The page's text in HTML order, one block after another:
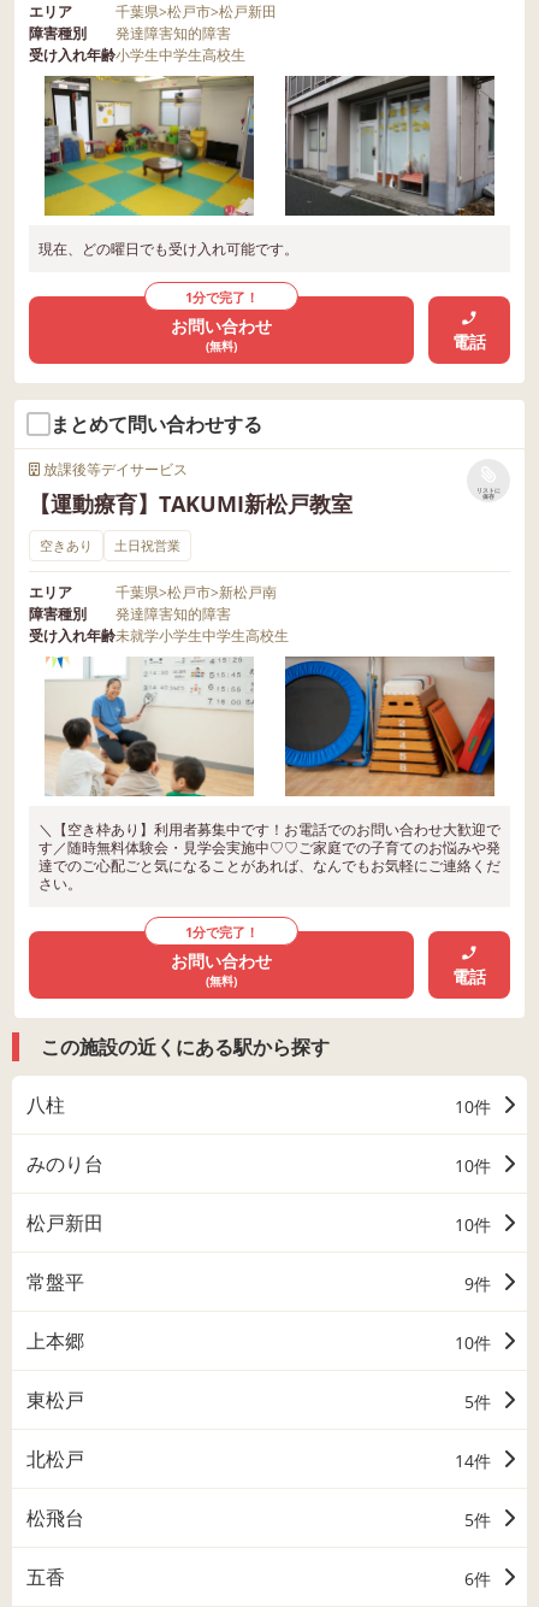
エリア 千葉県>松戸市>松戸新田
障害種別
発達障害知的障害
受け入れ年齢小学生中学生高校生
現在、どの曜日でも受け入れ可能です。
1分で完了！
お問い合わせ
(無料) 電話
まとめて問い合わせする
放課後等デイサービス
【運動療育】TAKUMI新松戸教室
リストに
保存
空きあり 土日祝営業
エリア 千葉県>松戸市>新松戸南
障害種別
発達障害知的障害
受け入れ年齢未就学小学生中学生高校生
＼【空き枠あり】利用者募集中です！お電話でのお問い合わせ大歓迎で
す／随時無料体験会・見学会実施中♡♡ご家庭での子育てのお悩みや発
達でのご心配ごと気になることがあれば、なんでもお気軽にご連絡くだ
さい。
1分で完了！
お問い合わせ
(無料) 電話
この施設の近くにある駅から探す
八柱 10件
みのり台 10件
松戸新田 10件
常盤平 9件
上本郷 10件
東松戸 5件
北松戸 14件
松飛台 5件
五香 6件